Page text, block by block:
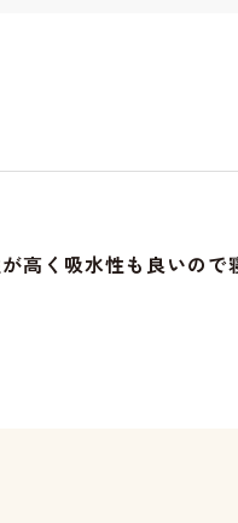
高く吸水性も良いので